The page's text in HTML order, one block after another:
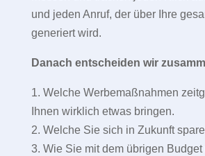
und jeden Anruf, der über Ihre
generiert wird.
Danach entscheiden wir
1. Welche Werbemaßnahmen
Ihnen wirklich etwas bringen.
2. Welche Sie sich in Zukunft
3. Wie Sie mit dem übrigen Budget